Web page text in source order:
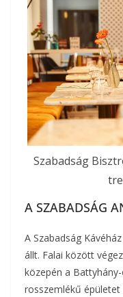
Szabadság
A SZABADSÁG
A Szabadság
állt. Falai között
közepén a
rosszemlékű